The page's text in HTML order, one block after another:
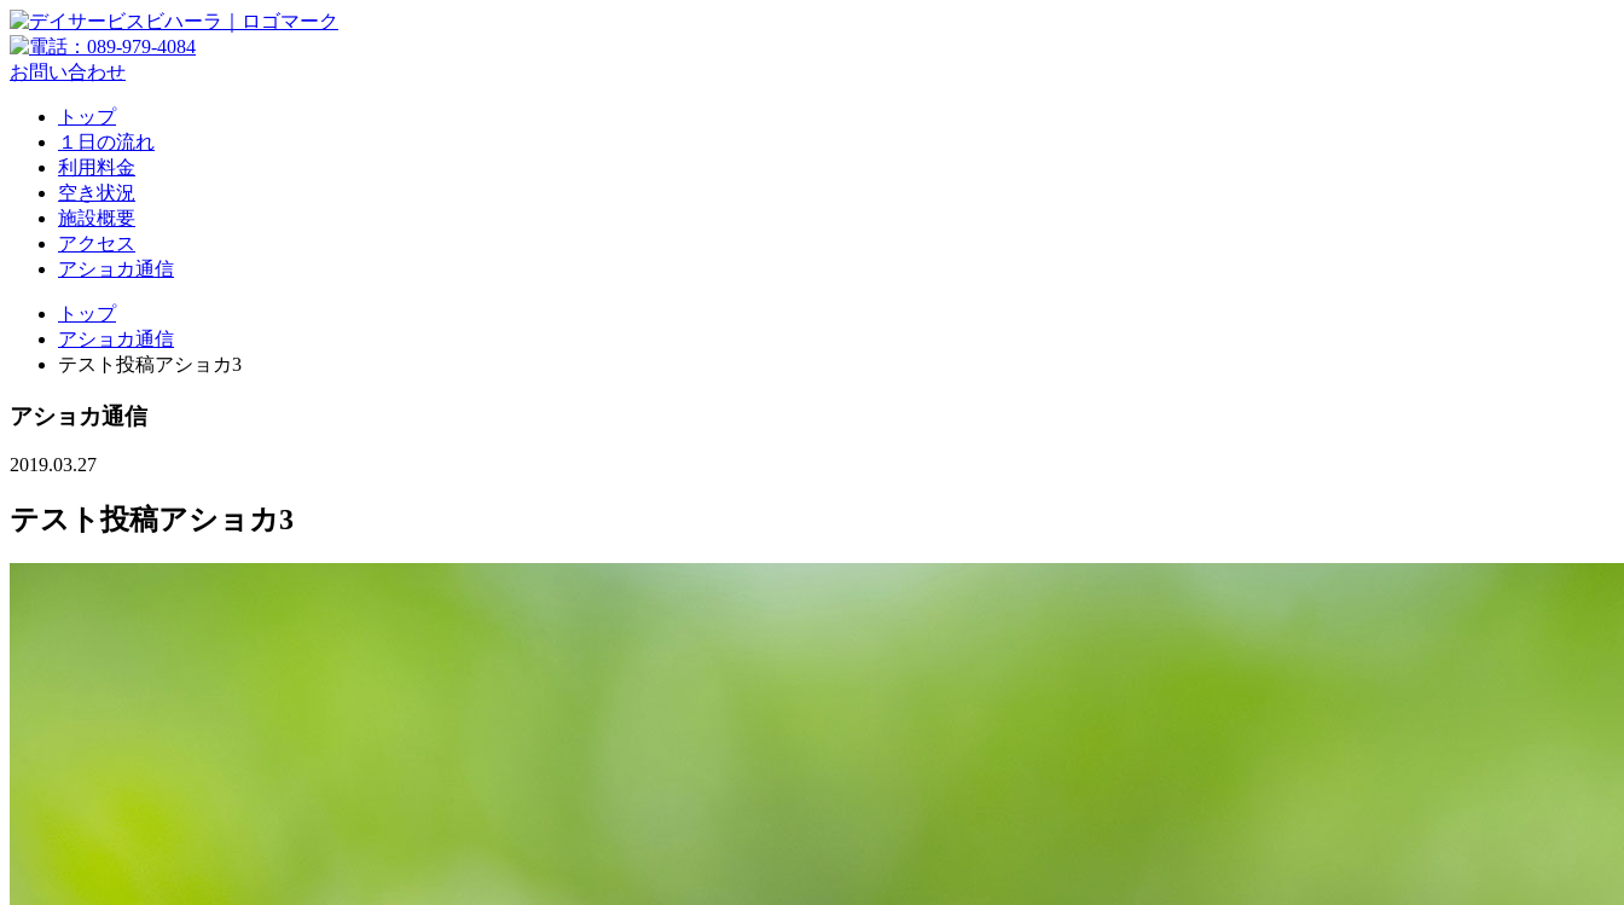
お問い合わせ
トップ
１日の流れ
利用料金
空き状況
施設概要
アクセス
アショカ通信
トップ
アショカ通信
テスト投稿アショカ3
アショカ通信
2019.03.27
テスト投稿アショカ3